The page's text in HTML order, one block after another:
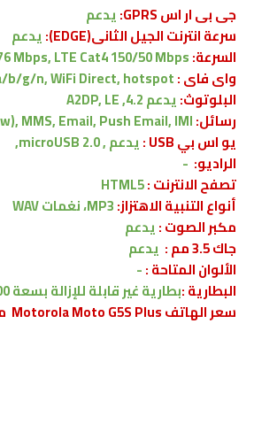
جى بى ار اس GPRS:
يدعم
سرعة انترنت الجيل الثانى(EDGE):
يدعم
السرعة:Mbps, LTE Cat4 150/50 Mbps
واى فاى :b/g/n, WiFi Direct, hotspot
البلوتوث:يدعم4.2, A2DP, LE
رسائل:اMMS, Email, Push Email, IM
يو اس بي USB :
يدعم ,microUSB 2.0,
الراديو: -
تصفح الانترنت :HTML5
أنواع التنبية الاهتزاز:
مكبر الصوت :يدعم
جاك 3.5 مم :
يدعم
الألوان المتاحة :-
البطارية :بطارية غير قابلة للإزالة بسعة 3000 ميلي أمبير
سعر الهاتف Motorola Moto G5S Plus موتورولا :